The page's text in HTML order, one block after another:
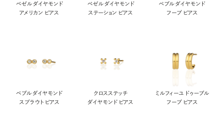
ベゼル ダイヤモンド
アメリカン ピアス
ベゼル ダイヤモンド
ステーション ピアス
ペブル ダイヤモンド
フープ ピアス
ペブル ダイヤモンド
スプラウト ピアス
クロスステッチ
ダイヤモンド ピアス
ミルフィーユ ドゥーブル
フープ ピアス